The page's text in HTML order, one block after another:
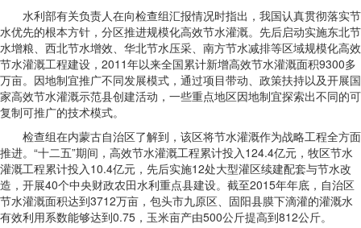
水利部有关负责人在向检查组汇报情况时指出，我国认真贯彻落实节
水优先的根本方针，分区推进规模化高效节水灌溉。先后启动实施东北节
水增粮、西北节水增效、华北节水压采、南方节水减排等区域规模化高效
节水灌溉工程建设，2011年以来全国累计新增高效节水灌溉面积9300多
万亩。因地制宜推广不同发展模式，通过项目带动、政策扶持以及开展国
家高效节水灌溉示范县创建活动，一些重点地区因地制宜探索出不同的可
复制可推广的技术模式。
检查组在内蒙古自治区了解到，该区将节水灌溉作为战略工程全方面
推进。“十二五”期间，高效节水灌溉工程累计投入124.4亿元，牧区节水
灌溉工程累计投入10.4亿元，先后实施12处大型灌区续建配套与节水改
造，开展40个中央财政农田水利重点县建设。截至2015年年底，自治区
节水灌溉面积达到3712万亩，包头市九原区、固阳县膜下滴灌的灌溉水
有效利用系数能够达到0.75，玉米亩产由500公斤提高到812公斤。